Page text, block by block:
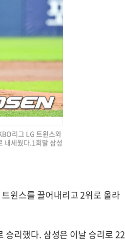
리그 LG 트윈스와
내세웠다.1회말 삼성
윈스를 끌어내리고 2위로 올라
승리했다. 삼성은 이날 승리로 22